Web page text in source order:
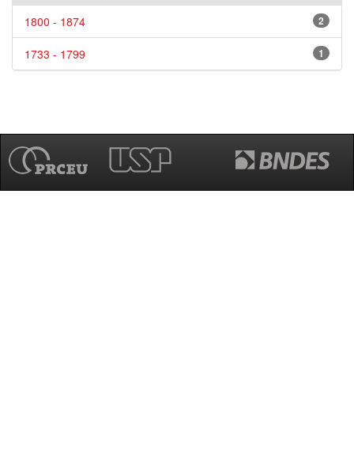
2
1800 - 1874
1
1733 - 1799